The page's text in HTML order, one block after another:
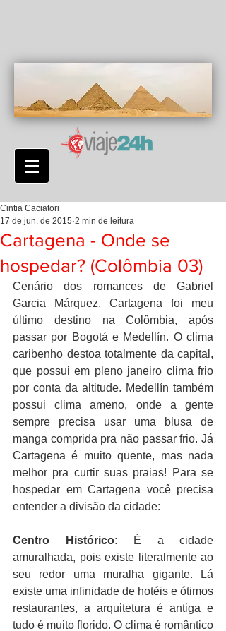
Cartagena - Onde se
hospedar? (Colômbia 03)
Cintia Caciatori
17 de jun. de 2015 2 min de leitura
Cenário dos romances de Gabriel
Garcia Márquez, Cartagena foi meu
último destino na Colômbia, após
passar por Bogotá e Medellín. O clima
caribenho destoa totalmente da capital,
que possui em pleno janeiro clima frio
por conta da altitude. Medellín também
possui clima ameno, onde a gente
sempre precisa usar uma blusa de
manga comprida pra não passar frio. Já
Cartagena é muito quente, mas nada
melhor pra curtir suas praias! Para se
hospedar em Cartagena você precisa
entender a divisão da cidade:
Centro Histórico: É a cidade
amuralhada, pois existe literalmente ao
seu redor uma muralha gigante. Lá
existe uma infinidade de hotéis e ótimos
restaurantes, a arquitetura é antiga e
tudo é muito florido. O clima é romântico